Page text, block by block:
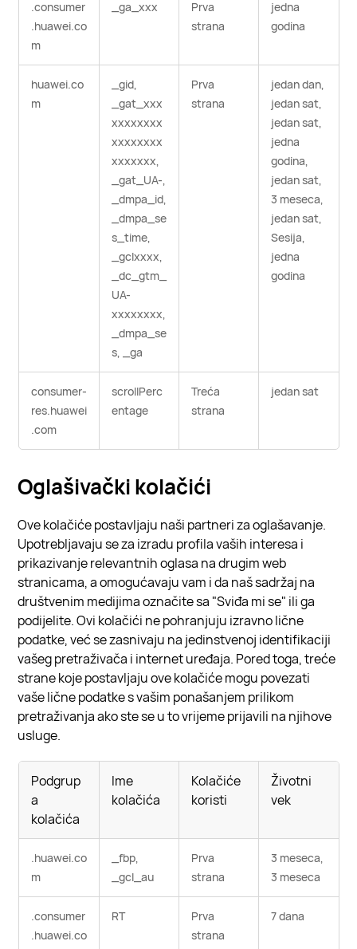
.consumer
.huawei.co
m
_ga_xxx
Prva
strana
jedna
godina
huawei.co
m
_gid,
_gat_xxx
xxxxxxxx
xxxxxxxx
xxxxxxx,
_gat_UA-,
_dmpa_id,
_dmpa_se
s_time,
_gclxxxx,
_dc_gtm_
UA-
xxxxxxxx,
_dmpa_se
s, _ga
Prva
strana
jedan dan,
jedan sat,
jedan sat,
jedna
godina,
jedan sat,
3 meseca,
jedan sat,
Sesija,
jedna
godina
consumer-
res.huawei
.com
scrollPerc
entage
Treća
strana
jedan sat
Oglašivački kolačići
Ove kolačiće postavljaju naši partneri za oglašavanje.
Upotrebljavaju se za izradu profila vaših interesa i
prikazivanje relevantnih oglasa na drugim web
stranicama, a omogućavaju vam i da naš sadržaj na
društvenim medijima označite sa "Sviđa mi se" ili ga
podijelite. Ovi kolačići ne pohranjuju izravno lične
podatke, već se zasnivaju na jedinstvenoj identifikaciji
vašeg pretraživača i internet uređaja. Pored toga, treće
strane koje postavljaju ove kolačiće mogu povezati
vaše lične podatke s vašim ponašanjem prilikom
pretraživanja ako ste se u to vrijeme prijavili na njihove
usluge.
Podgrup
a
kolačića
Ime
kolačića
Kolačiće
koristi
Životni
vek
.huawei.co
m
_fbp,
_gcl_au
Prva
strana
3 meseca,
3 meseca
.consumer
.huawei.co
RT
Prva
strana
7 dana